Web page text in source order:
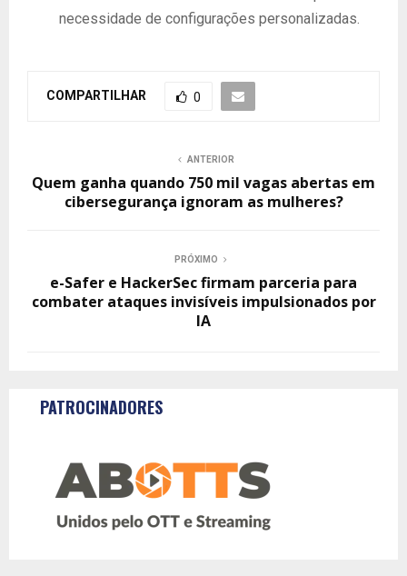
necessidade de configurações personalizadas.
COMPARTILHAR 0
ANTERIOR
Quem ganha quando 750 mil vagas abertas em
cibersegurança ignoram as mulheres?
PRÓXIMO
e-Safer e HackerSec firmam parceria para
combater ataques invisíveis impulsionados por
IA
PATROCINADORES